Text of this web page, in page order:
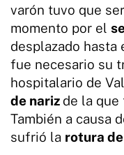
varón tuvo que
momento por el
desplazado hasta
fue necesario su
hospitalario de
de nariz de la que
También a causa
sufrió la rotura